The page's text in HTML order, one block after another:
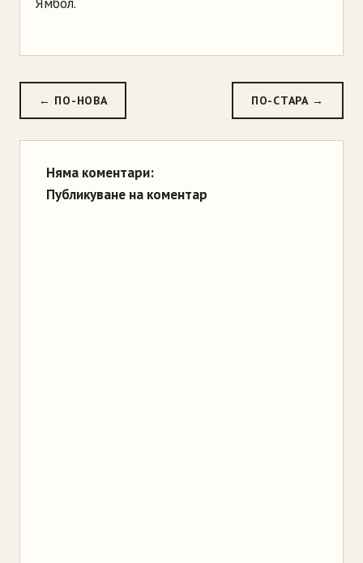
Ямбол.
← ПО-НОВА ПО-СТАРА →
Няма коментари:
Публикуване на коментар